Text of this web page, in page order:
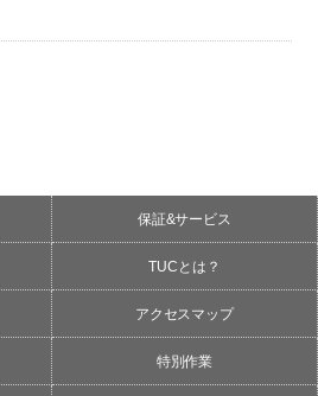
保証&サービス
TUCとは？
アクセスマップ
特別作業